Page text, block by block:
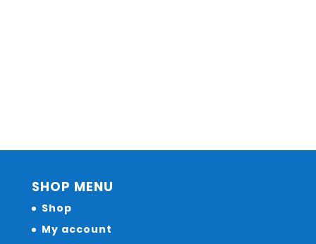
SHOP MENU
Shop
My account